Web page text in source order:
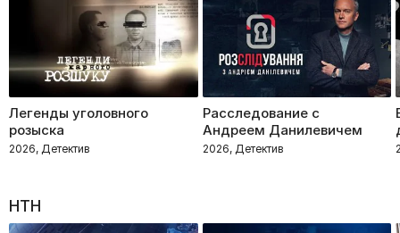
Легенды уголовного
розыска
2026, Детектив
Расследование с
Андреем Данилевичем
2026, Детектив
НТН